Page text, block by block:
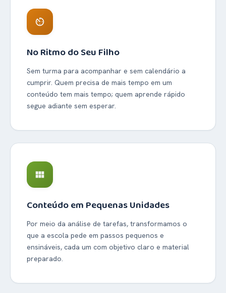
av_timer
No Ritmo do Seu Filho
Sem turma para acompanhar e sem calendário a
cumprir. Quem precisa de mais tempo em um
conteúdo tem mais tempo; quem aprende rápido
segue adiante sem esperar.
view_module
Conteúdo em Pequenas Unidades
Por meio da análise de tarefas, transformamos o
que a escola pede em passos pequenos e
ensináveis, cada um com objetivo claro e material
preparado.